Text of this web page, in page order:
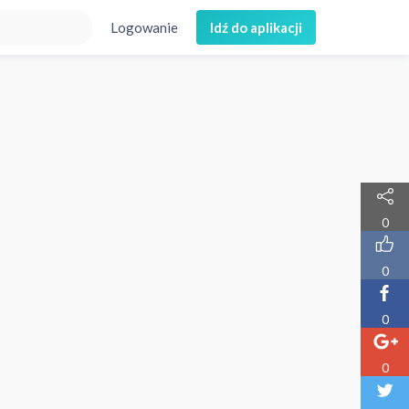
Logowanie Idź do aplikacji
0
0
0
0